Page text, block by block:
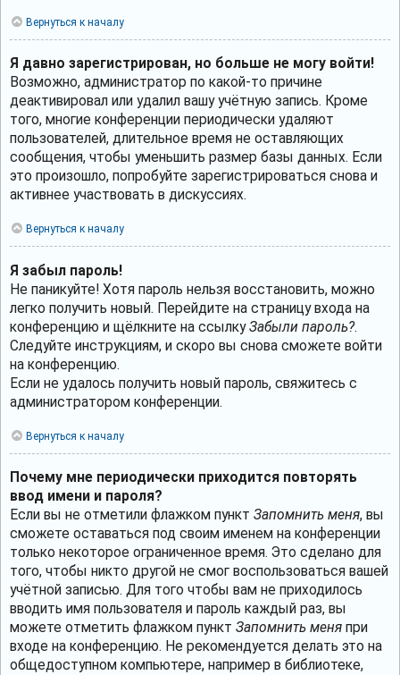
Вернуться к началу
Я давно зарегистрирован, но больше не могу войти!
Возможно, администратор по какой-то причине
деактивировал или удалил вашу учётную запись. Кроме
того, многие конференции периодически удаляют
пользователей, длительное время не оставляющих
сообщения, чтобы уменьшить размер базы данных. Если
это произошло, попробуйте зарегистрироваться снова и
активнее участвовать в дискуссиях.
Вернуться к началу
Я забыл пароль!
Не паникуйте! Хотя пароль нельзя восстановить, можно
легко получить новый. Перейдите на страницу входа на
конференцию и щёлкните на ссылкуЗабыли пароль?.
Следуйте инструкциям, и скоро вы снова сможете войти
на конференцию.
Если не удалось получить новый пароль, свяжитесь с
администратором конференции.
Вернуться к началу
Почему мне периодически приходится повторять
ввод имени и пароля?
Если вы не отметили флажком пункт Запомнить меня, вы
сможете оставаться под своим именем на конференции
только некоторое ограниченное время. Это сделано для
того, чтобы никто другой не смог воспользоваться вашей
учётной записью. Для того чтобы вам не приходилось
вводить имя пользователя и пароль каждый раз, вы
можете отметить флажком пункт Запомнить меня при
входе на конференцию. Не рекомендуется делать это на
общедоступном компьютере, например в библиотеке,